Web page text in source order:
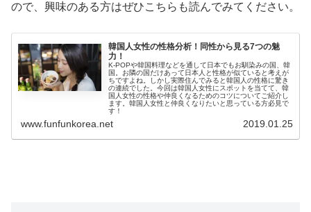
ので、興味のある方はぜひこちらも読んでみてください。
韓国人女性の性格分析！同性から見る7つの魅
力！
K-POPや韓国料理などを通して日本でもお馴染みの国、韓
国。お隣の国だけあって日本人と性格が似ていると考えが
ちですよね。しかし実際住んでみると韓国人の性格に驚き
の連続でした。今回は韓国人女性にスポットを当てて、韓
国人女性の性格や仲良くなるためのコツについてご紹介し
ます。韓国人女性と仲良くなりたいと思っている方必見で
す！
www.funfunkorea.net 2019.01.25